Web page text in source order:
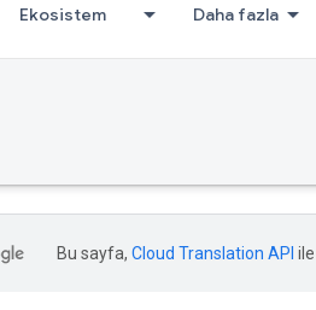
Ekosistem Daha fazla
Bu sayfa, Cloud Translation API